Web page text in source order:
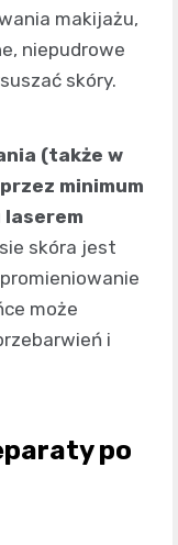
makijażu,
niepudrowe
skóry.
(także w
minimum
laserem
skóra jest
może
i
po